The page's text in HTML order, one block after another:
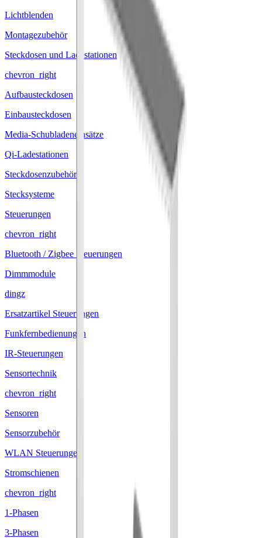
Lichtblenden
Montagezubehör
Steckdosen und Ladestationen
chevron_right
Aufbausteckdosen
Einbausteckdosen
Media-Schubladeneinsätze
Qi-Ladestationen
Steckdosenzubehör
Stecksysteme
Steuerungen
chevron_right
Bluetooth / Zigbee Steuerungen
Dimmmodule
dingz
Ersatzartikel Steuerungen
Funkfernbedienungen
IR-Steuerungen
Sensortechnik
chevron_right
Sensoren
Sensorzubehör
WLAN Steuerungen
Stromschienen
chevron_right
1-Phasen
3-Phasen